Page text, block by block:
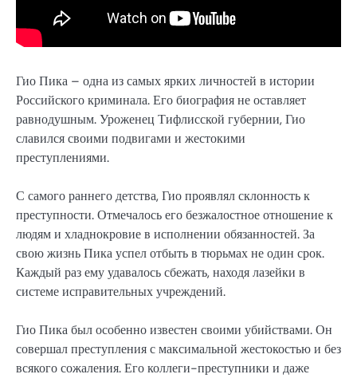
Гио Пика – одна из самых ярких личностей в истории
Российского криминала. Его биография не оставляет
равнодушным. Уроженец Тифлисской губернии, Гио
славился своими подвигами и жестокими
преступлениями.
С самого раннего детства, Гио проявлял склонность к
преступности. Отмечалось его безжалостное отношение к
людям и хладнокровие в исполнении обязанностей. За
свою жизнь Пика успел отбыть в тюрьмах не один срок.
Каждый раз ему удавалось сбежать, находя лазейки в
системе исправительных учреждений.
Гио Пика был особенно известен своими убийствами. Он
совершал преступления с максимальной жестокостью и без
всякого сожаления. Его коллеги-преступники и даже